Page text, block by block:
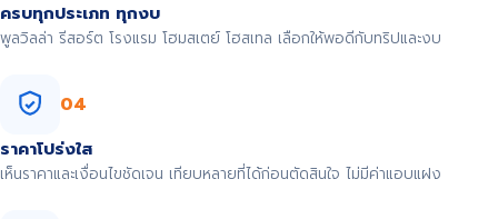
ครบทุกประเภท ทุกงบ
พูลวิลล่า รีสอร์ต โรงแรม โฮมสเตย์ โฮสเทล เลือกให้พอดีกับทริปและงบ
04
ราคาโปร่งใส
เห็นราคาและเงื่อนไขชัดเจน เทียบหลายที่ได้ก่อนตัดสินใจ ไม่มีค่าแอบแฝง